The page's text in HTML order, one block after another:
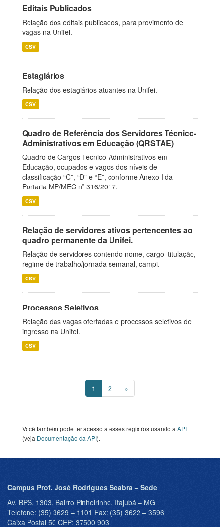
Editais Publicados
Relação dos editais publicados, para provimento de
vagas na Unifei.
CSV
Estagiários
Relação dos estagiários atuantes na Unifei.
CSV
Quadro de Referência dos Servidores Técnico-
Administrativos em Educação (QRSTAE)
Quadro de Cargos Técnico-Administrativos em
Educação, ocupados e vagos dos níveis de
classificação “C”, “D” e “E”, conforme Anexo I da
Portaria MP/MEC nº 316/2017.
CSV
Relação de servidores ativos pertencentes ao
quadro permanente da Unifei.
Relação de servidores contendo nome, cargo, titulação,
regime de trabalho/jornada semanal, campi.
CSV
Processos Seletivos
Relação das vagas ofertadas e processos seletivos de
ingresso na Unifei.
CSV
1 2 »
Você também pode ter acesso a esses registros usando a API
(veja Documentação da API).
Campus Prof. José Rodrigues Seabra – Sede
Av. BPS, 1303, Bairro Pinheirinho, Itajubá – MG
Telefone: (35) 3629 – 1101 Fax: (35) 3622 – 3596
Caixa Postal 50 CEP: 37500 903